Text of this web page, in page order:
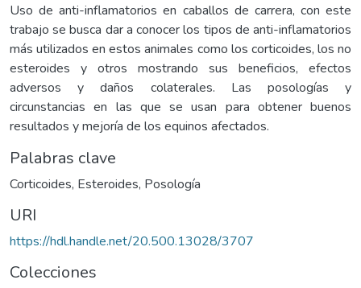
Uso de anti-inflamatorios en caballos de carrera, con este
trabajo se busca dar a conocer los tipos de anti-inflamatorios
más utilizados en estos animales como los corticoides, los no
esteroides y otros mostrando sus beneficios, efectos
adversos y daños colaterales. Las posologías y
circunstancias en las que se usan para obtener buenos
resultados y mejoría de los equinos afectados.
Palabras clave
Corticoides, Esteroides, Posología
URI
https://hdl.handle.net/20.500.13028/3707
Colecciones